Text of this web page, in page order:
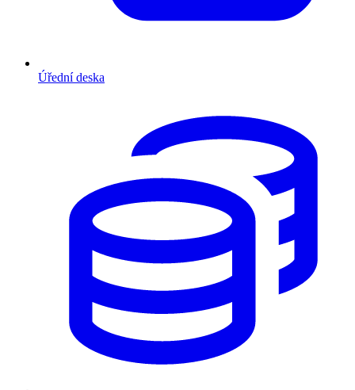
Úřední deska